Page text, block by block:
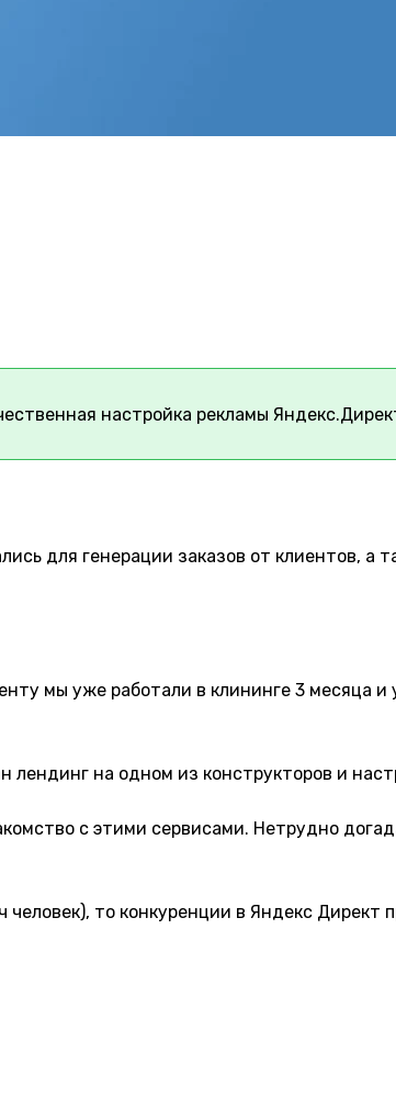
настройка рекламы
для генерации заказов от клиентов, а
мы уже работали в клининге 3 месяца
лендинг на одном из конструкторов и
с этими сервисами. Нетрудно
то конкуренции в Яндекс Директ